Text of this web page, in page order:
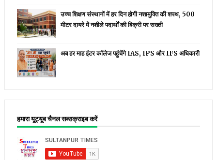
उच्च शिक्षण संस्थानों में हर दिन होगी नशामुक्ति की शपथ, 500
मीटर दायरे में नशीले पदार्थों की बिक्री पर सख्ती
अब हर माह इंटर कॉलेज पहुंचेंगे IAS, IPS और IFS अधिकारी
हमारा यूट्यूब चैनल सब्सक्राइब करें